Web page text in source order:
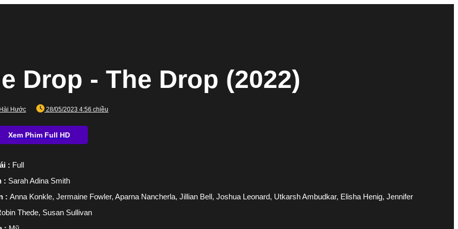
Drop - The Drop (2022)
Hài Hước 28/05/2023 4:56 chiều
: Full
: Sarah Adina Smith
: Anna Konkle, Jermaine Fowler, Aparna Nancherla, Jillian Bell, Joshua Leonard, Utkarsh Ambudkar, Elisha Henig, Jennifer
Thede, Susan Sullivan